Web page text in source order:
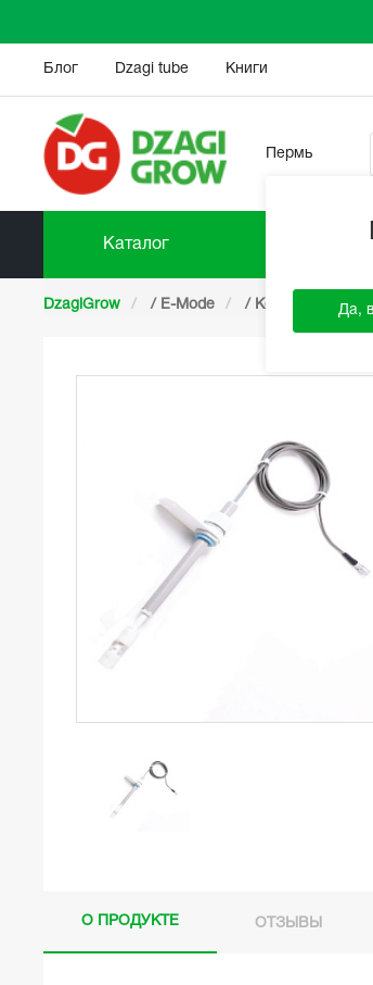
Блог Dzagi tube Книги
Пермь
Да,
Каталог
DzagiGrow / E-Mode / Комплектующие
О ПРОДУКТЕ ОТЗЫВЫ